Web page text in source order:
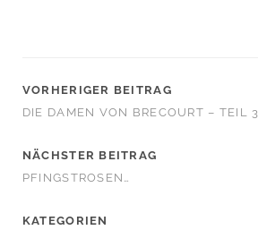
VORHERIGER BEITRAG
DIE DAMEN VON BRECOURT – TEIL 3.
NÄCHSTER BEITRAG
PFINGSTROSEN…
KATEGORIEN